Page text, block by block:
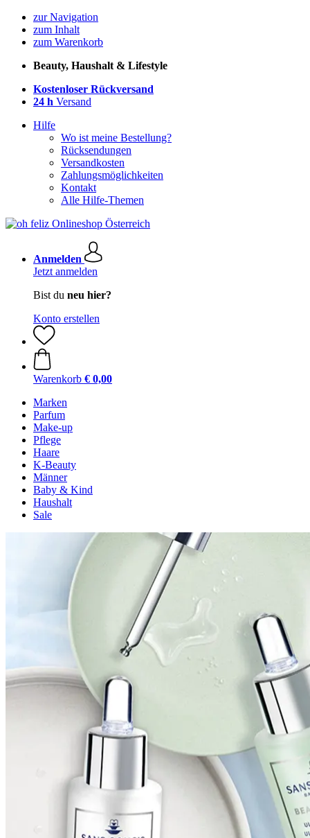
zur Navigation
zum Inhalt
zum Warenkorb
Beauty, Haushalt & Lifestyle
Kostenloser Rückversand
24 h Versand
Hilfe
Wo ist meine Bestellung?
Rücksendungen
Versandkosten
Zahlungsmöglichkeiten
Kontakt
Alle Hilfe-Themen
Anmelden
Jetzt anmelden
Bist du neu hier?
Konto erstellen
Warenkorb € 0,00
Marken
Parfum
Make-up
Pflege
Haare
K-Beauty
Männer
Baby & Kind
Haushalt
Sale